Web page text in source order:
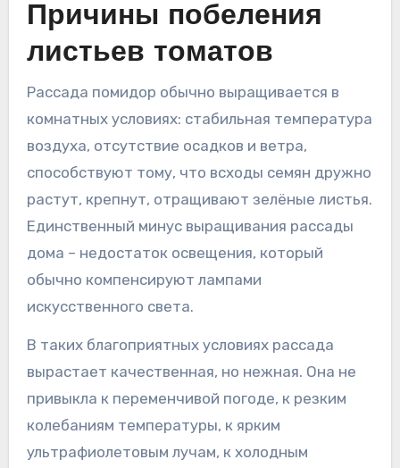
Причины побеления
листьев томатов
Рассада помидор обычно выращивается в
комнатных условиях: стабильная температура
воздуха, отсутствие осадков и ветра,
способствуют тому, что всходы семян дружно
растут, крепнут, отращивают зелёные листья.
Единственный минус выращивания рассады
дома – недостаток освещения, который
обычно компенсируют лампами
искусственного света.
В таких благоприятных условиях рассада
вырастает качественная, но нежная. Она не
привыкла к переменчивой погоде, к резким
колебаниям температуры, к ярким
ультрафиолетовым лучам, к холодным